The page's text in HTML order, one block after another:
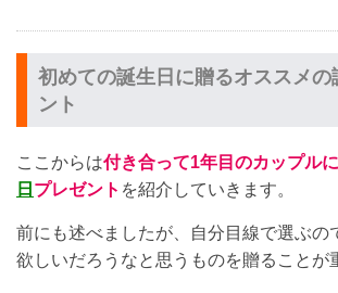
初めての誕生日に贈るオススメの
ント
ここからは付き合って1年目のカップル
日 プレゼント を紹介していきます。
前にも述べましたが、自分目線で選ぶの
欲しいだろうなと思うものを贈ることが